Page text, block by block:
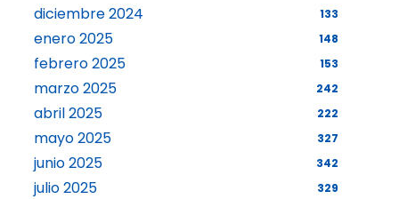
diciembre 2024 133
enero 2025 148
febrero 2025 153
marzo 2025 242
abril 2025 222
mayo 2025 327
junio 2025 342
julio 2025 329